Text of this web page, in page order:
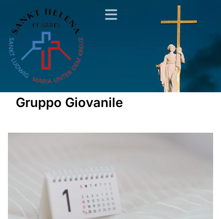
Gruppo Giovanile